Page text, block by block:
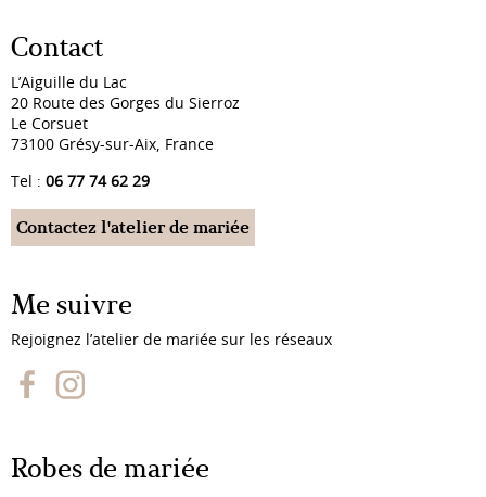
Contact
L’Aiguille du Lac
20 Route des Gorges du Sierroz
Le Corsuet
73100 Grésy-sur-Aix, France
Tel : 06 77 74 62 29
Contactez l'atelier de mariée
Me suivre
Rejoignez l’atelier de mariée sur les réseaux
Robes de mariée